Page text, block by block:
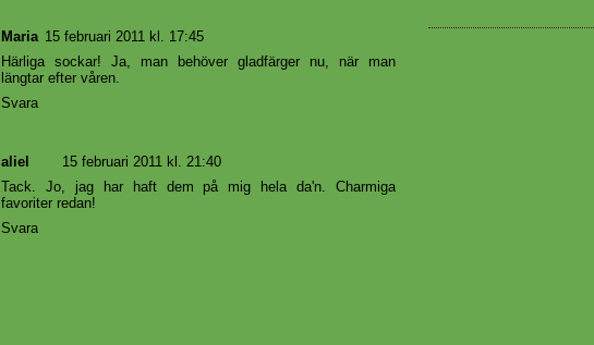
Maria 15 februari 2011 kl. 17:45
Härliga sockar! Ja, man behöver gladfärger nu, när man
längtar efter våren.
Svara
aliel
15 februari 2011 kl. 21:40
Tack. Jo, jag har haft dem på mig hela da'n. Charmiga
favoriter redan!
Svara